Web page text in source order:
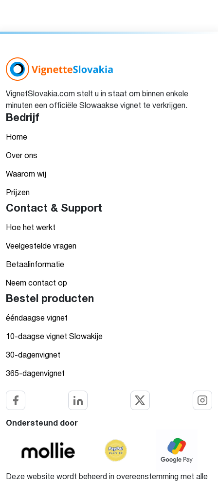
VignetSlovakia.com stelt u in staat om binnen enkele
minuten een officiële Slowaakse vignet te verkrijgen.
Bedrijf
Home
Over ons
Waarom wij
Prijzen
Contact & Support
Hoe het werkt
Veelgestelde vragen
Betaalinformatie
Neem contact op
Bestel producten
ééndaagse vignet
10-daagse vignet Slowakije
30-dagenvignet
365-dagenvignet
Ondersteund door
Deze website wordt beheerd in overeenstemming met alle